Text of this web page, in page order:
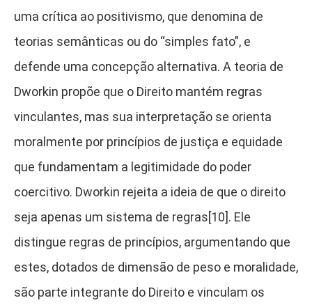
uma crítica ao positivismo, que denomina de
teorias semânticas ou do “simples fato”, e
defende uma concepção alternativa. A teoria de
Dworkin propõe que o Direito mantém regras
vinculantes, mas sua interpretação se orienta
moralmente por princípios de justiça e equidade
que fundamentam a legitimidade do poder
coercitivo. Dworkin rejeita a ideia de que o direito
seja apenas um sistema de regras[10]. Ele
distingue regras de princípios, argumentando que
estes, dotados de dimensão de peso e moralidade,
são parte integrante do Direito e vinculam os